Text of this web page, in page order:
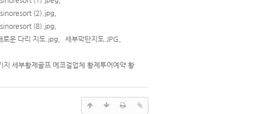
(2).jpg
(8).jpg
로운 다리 지도.jpg 세부막탄지도.JPG
세부황제골프 에코걸업체 황제투어예약 황